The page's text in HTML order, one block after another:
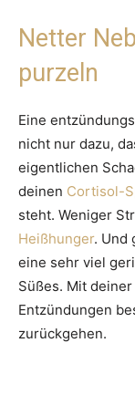
Netter
purzeln
Eine
nicht nur dazu,
eigentlichen
deinen Cortisol-
steht. Weniger
Heißhunger. Und
eine sehr viel
Süßes. Mit
Entzündungen
zurückgehen.